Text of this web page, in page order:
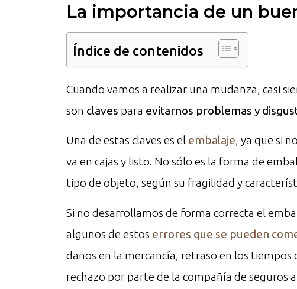
La importancia de un
Índice de contenidos
Cuando vamos a realizar una mudanza, casi
son claves para evitarnos problemas y
Una de estas claves es el embalaje, ya que si
va en cajas y listo. No sólo es la forma de
tipo de objeto, según su fragilidad y
Si no desarrollamos de forma correcta el
algunos de estos errores que se pueden
daños en la mercancía, retraso en los
rechazo por parte de la compañía de seguros